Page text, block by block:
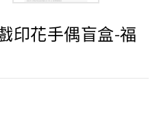
印花手偶盲盒-福